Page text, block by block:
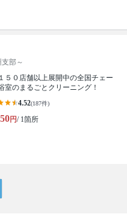
部～
５０店舗以上展開中の全国チェー
室のまるごとクリーニング！
4.52(187件)
円/ 1箇所